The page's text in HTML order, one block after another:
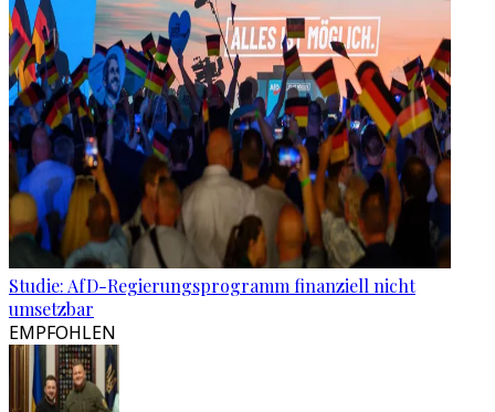
Studie: AfD-Regierungsprogramm finanziell nicht
umsetzbar
EMPFOHLEN